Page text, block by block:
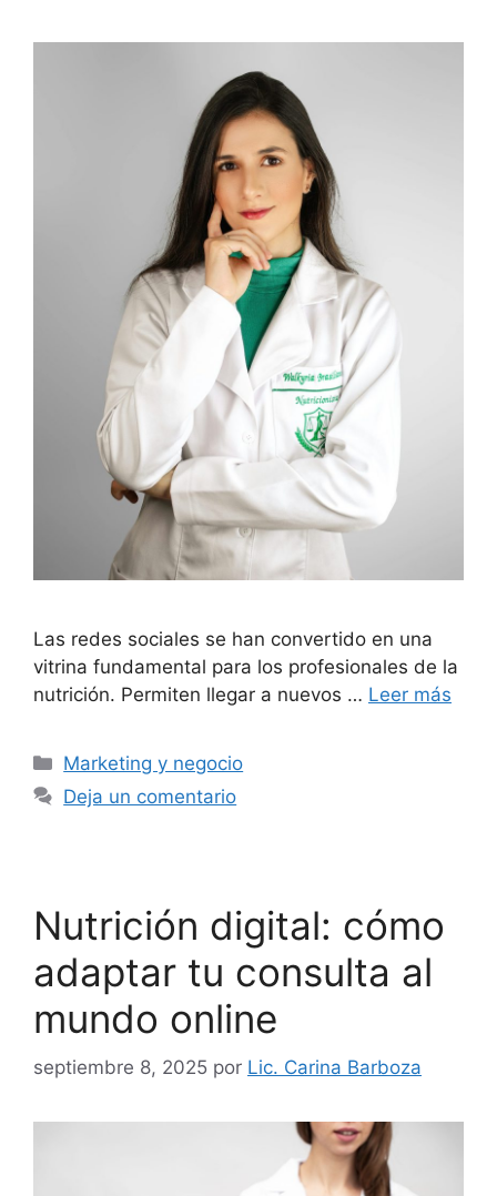
Las redes sociales se han convertido en una
vitrina fundamental para los profesionales de la
nutrición. Permiten llegar a nuevos … Leer más
Marketing y negocio
Deja un comentario
Nutrición digital: cómo
adaptar tu consulta al
mundo online
septiembre 8, 2025 por Lic. Carina Barboza